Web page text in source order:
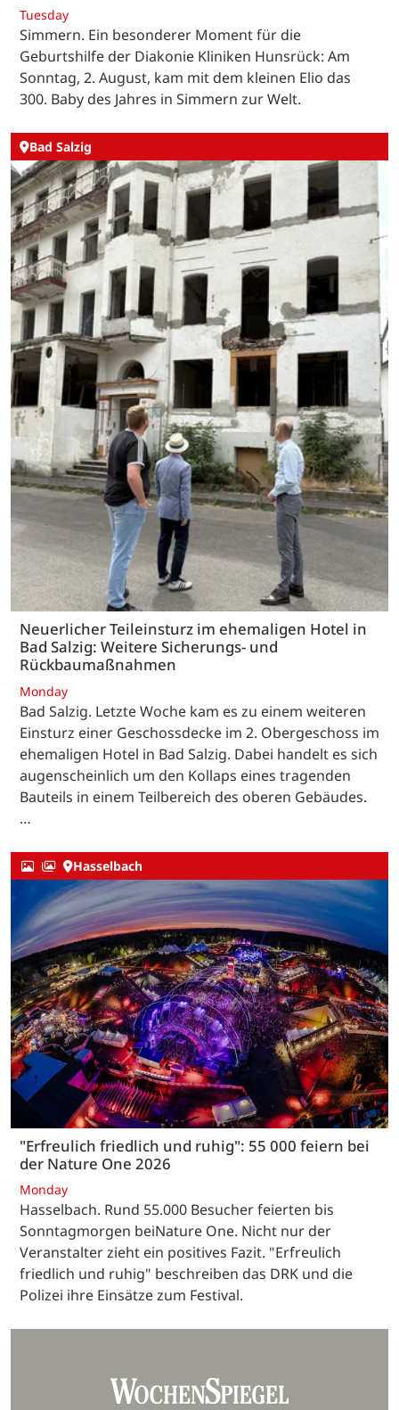
Tuesday
Simmern. Ein besonderer Moment für die
Geburtshilfe der Diakonie Kliniken Hunsrück: Am
Sonntag, 2. August, kam mit dem kleinen Elio das
300. Baby des Jahres in Simmern zur Welt.
Bad Salzig
Neuerlicher Teileinsturz im ehemaligen Hotel in
Bad Salzig: Weitere Sicherungs- und
Rückbaumaßnahmen
Monday
Bad Salzig. Letzte Woche kam es zu einem weiteren
Einsturz einer Geschossdecke im 2. Obergeschoss im
ehemaligen Hotel in Bad Salzig. Dabei handelt es sich
augenscheinlich um den Kollaps eines tragenden
Bauteils in einem Teilbereich des oberen Gebäudes.
…
Hasselbach
"Erfreulich friedlich und ruhig": 55 000 feiern bei
der Nature One 2026
Monday
Hasselbach. Rund 55.000 Besucher feierten bis
Sonntagmorgen beiNature One. Nicht nur der
Veranstalter zieht ein positives Fazit. "Erfreulich
friedlich und ruhig" beschreiben das DRK und die
Polizei ihre Einsätze zum Festival.